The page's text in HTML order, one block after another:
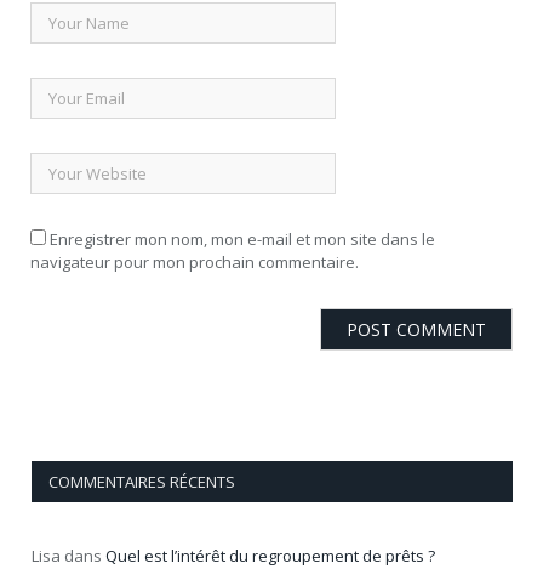
Enregistrer mon nom, mon e-mail et mon site dans le
navigateur pour mon prochain commentaire.
COMMENTAIRES RÉCENTS
Lisa dans Quel est l’intérêt du regroupement de prêts ?